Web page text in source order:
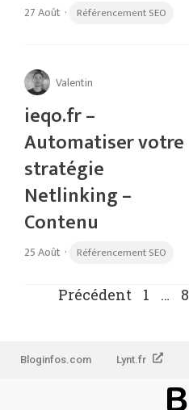
27 Août · Référencement SEO
Valentin
ieqo.fr –
Automatiser votre
stratégie
Netlinking –
Contenu
25 Août · Référencement SEO
Précédent 1 … 8
Bloginfos.com Lynt.fr